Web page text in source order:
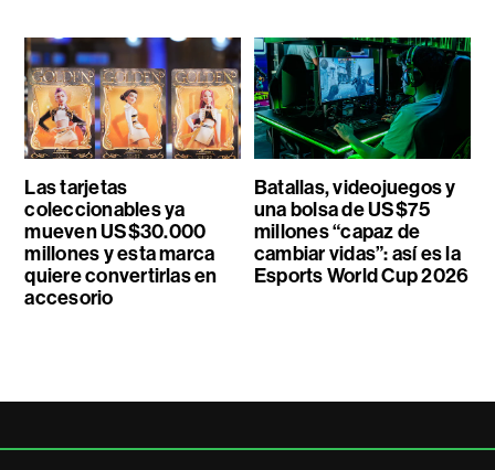
Las tarjetas
coleccionables ya
mueven US$30.000
millones y esta marca
quiere convertirlas en
accesorio
Batallas, videojuegos y
una bolsa de US$75
millones “capaz de
cambiar vidas”: así es la
Esports World Cup 2026